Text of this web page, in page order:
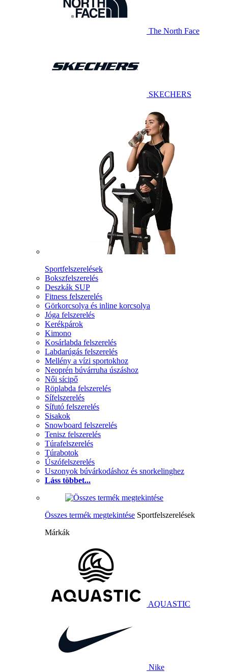
The North Face
SKECHERS
Sportfelszerelések
Bokszfelszerelés
Deszkák SUP
Fitness felszerelés
Görkorcsolya és inline korcsolya
Jóga felszerelés
Kerékpárok
Kimono
Kosárlabda felszerelés
Labdarúgás felszerelés
Mellény a vízi sportokhoz
Neoprén búvárruha úszáshoz
Női sícipő
Röplabda felszerelés
Sífelszerelés
Sífutó felszerelés
Sisakok
Snowboard felszerelés
Tenisz felszerelés
Túrafelszerelés
Túrabotok
Úszófelszerelés
Uszonyok búvárkodáshoz és snorkelinghez
Láss többet...
Összes termék megtekintése Sportfelszerelések
Márkák
AQUASTIC
Nike